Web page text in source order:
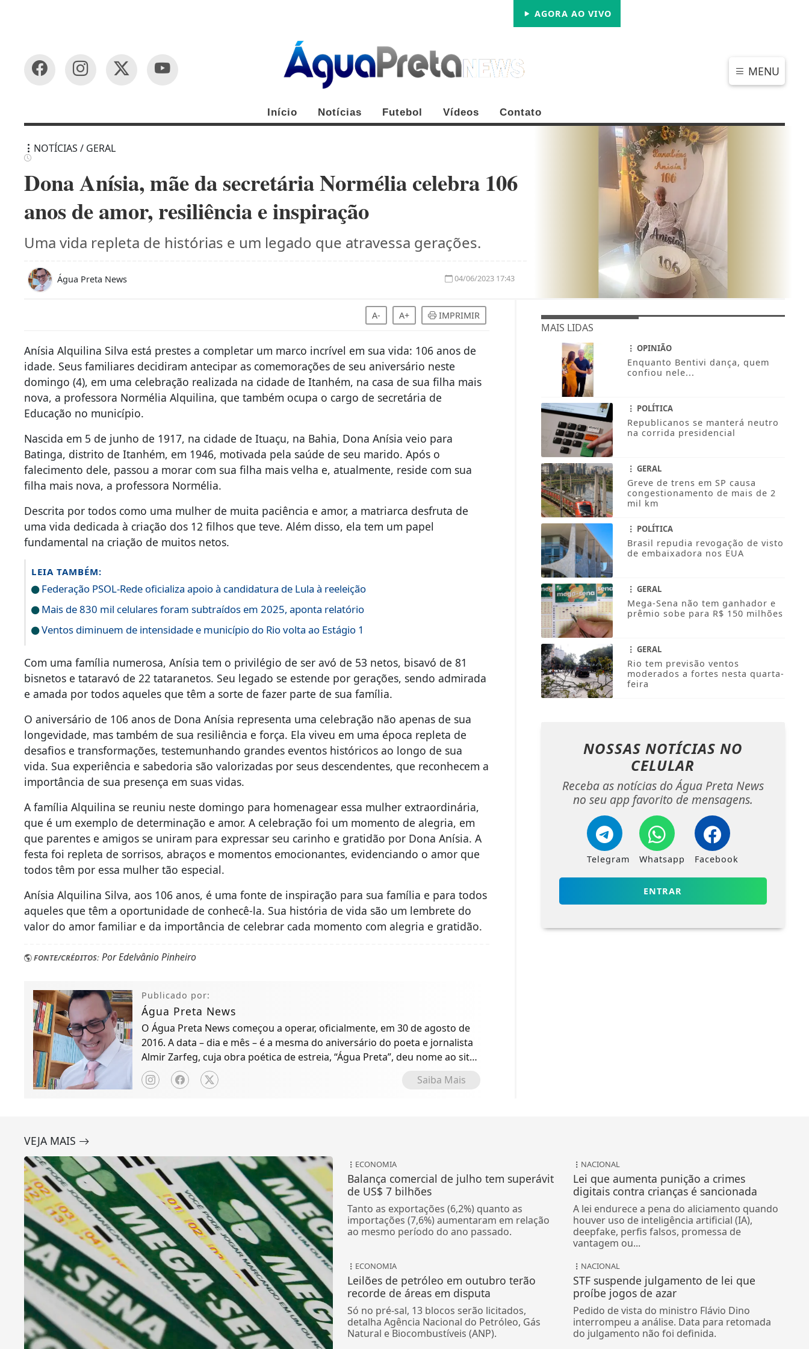
AGORA AO VIVO
MENU
Início Notícias Futebol Vídeos Contato
NOTÍCIAS / GERAL
Dona Anísia, mãe da secretária Normélia celebra 106
anos de amor, resiliência e inspiração
Uma vida repleta de histórias e um legado que atravessa gerações.
Água Preta News 04/06/2023 17:43
A- A+ IMPRIMIR
Anísia Alquilina Silva está prestes a completar um marco incrível em sua vida: 106 anos de
idade. Seus familiares decidiram antecipar as comemorações de seu aniversário neste
domingo (4), em uma celebração realizada na cidade de Itanhém, na casa de sua filha mais
nova, a professora Normélia Alquilina, que também ocupa o cargo de secretária de
Educação no município.
Nascida em 5 de junho de 1917, na cidade de Ituaçu, na Bahia, Dona Anísia veio para
Batinga, distrito de Itanhém, em 1946, motivada pela saúde de seu marido. Após o
falecimento dele, passou a morar com sua filha mais velha e, atualmente, reside com sua
filha mais nova, a professora Normélia.
Descrita por todos como uma mulher de muita paciência e amor, a matriarca desfruta de
uma vida dedicada à criação dos 12 filhos que teve. Além disso, ela tem um papel
fundamental na criação de muitos netos.
LEIA TAMBÉM:
Federação PSOL-Rede oficializa apoio à candidatura de Lula à reeleição
Mais de 830 mil celulares foram subtraídos em 2025, aponta relatório
Ventos diminuem de intensidade e município do Rio volta ao Estágio 1
Com uma família numerosa, Anísia tem o privilégio de ser avó de 53 netos, bisavó de 81
bisnetos e tataravó de 22 tataranetos. Seu legado se estende por gerações, sendo admirada
e amada por todos aqueles que têm a sorte de fazer parte de sua família.
O aniversário de 106 anos de Dona Anísia representa uma celebração não apenas de sua
longevidade, mas também de sua resiliência e força. Ela viveu em uma época repleta de
desafios e transformações, testemunhando grandes eventos históricos ao longo de sua
vida. Sua experiência e sabedoria são valorizadas por seus descendentes, que reconhecem a
importância de sua presença em suas vidas.
A família Alquilina se reuniu neste domingo para homenagear essa mulher extraordinária,
que é um exemplo de determinação e amor. A celebração foi um momento de alegria, em
que parentes e amigos se uniram para expressar seu carinho e gratidão por Dona Anísia. A
festa foi repleta de sorrisos, abraços e momentos emocionantes, evidenciando o amor que
todos têm por essa mulher tão especial.
Anísia Alquilina Silva, aos 106 anos, é uma fonte de inspiração para sua família e para todos
aqueles que têm a oportunidade de conhecê-la. Sua história de vida são um lembrete do
valor do amor familiar e da importância de celebrar cada momento com alegria e gratidão.
FONTE/CRÉDITOS: Por Edelvânio Pinheiro
Publicado por:
Água Preta News
O Água Preta News começou a operar, oficialmente, em 30 de agosto de
2016. A data – dia e mês – é a mesma do aniversário do poeta e jornalista
Almir Zarfeg, cuja obra poética de estreia, “Água Preta”, deu nome ao site
de notícias e entretenimento.
Saiba Mais
MAIS LIDAS
OPINIÃO
Enquanto Bentivi dança, quem
confiou nele...
POLÍTICA
Republicanos se manterá neutro
na corrida presidencial
GERAL
Greve de trens em SP causa
congestionamento de mais de 2
mil km
POLÍTICA
Brasil repudia revogação de visto
de embaixadora nos EUA
GERAL
Mega-Sena não tem ganhador e
prêmio sobe para R$ 150 milhões
GERAL
Rio tem previsão ventos
moderados a fortes nesta quarta-
feira
NOSSAS NOTÍCIAS NO
CELULAR
Receba as notícias do Água Preta News
no seu app favorito de mensagens.
Telegram Whatsapp Facebook
ENTRAR
VEJA MAIS
ECONOMIA
Balança comercial de julho tem superávit
de US$ 7 bilhões
Tanto as exportações (6,2%) quanto as
importações (7,6%) aumentaram em relação
ao mesmo período do ano passado.
NACIONAL
Lei que aumenta punição a crimes
digitais contra crianças é sancionada
A lei endurece a pena do aliciamento quando
houver uso de inteligência artificial (IA),
deepfake, perfis falsos, promessa de
vantagem ou...
ECONOMIA
Leilões de petróleo em outubro terão
recorde de áreas em disputa
Só no pré-sal, 13 blocos serão licitados,
detalha Agência Nacional do Petróleo, Gás
Natural e Biocombustíveis (ANP).
NACIONAL
STF suspende julgamento de lei que
proíbe jogos de azar
Pedido de vista do ministro Flávio Dino
interrompeu a análise. Data para retomada
do julgamento não foi definida.